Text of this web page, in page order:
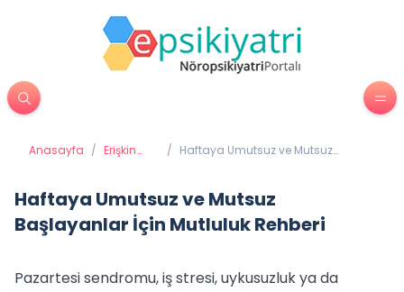
Anasayfa / Erişkin
/ Haftaya Umutsuz ve Mutsuz
Haftaya Umutsuz ve Mutsuz
Başlayanlar İçin Mutluluk Rehberi
Pazartesi sendromu, iş stresi, uykusuzluk ya da